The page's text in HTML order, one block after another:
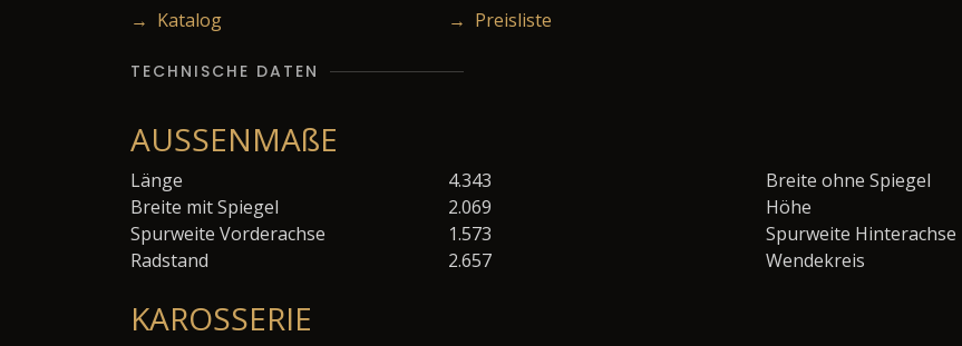
→ Katalog → Preisliste
TECHNISCHE DATEN
AUSSENMAßE
Länge 4.343 Breite ohne Spiegel
Breite mit Spiegel
2.069 Höhe
Spurweite Vorderachse
1.573 Spurweite Hinterachse
Radstand
2.657 Wendekreis
KAROSSERIE